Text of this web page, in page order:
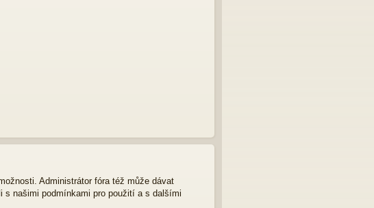
Administrátor fóra též může dávat
s našimi podmínkami pro použití a s dalšími